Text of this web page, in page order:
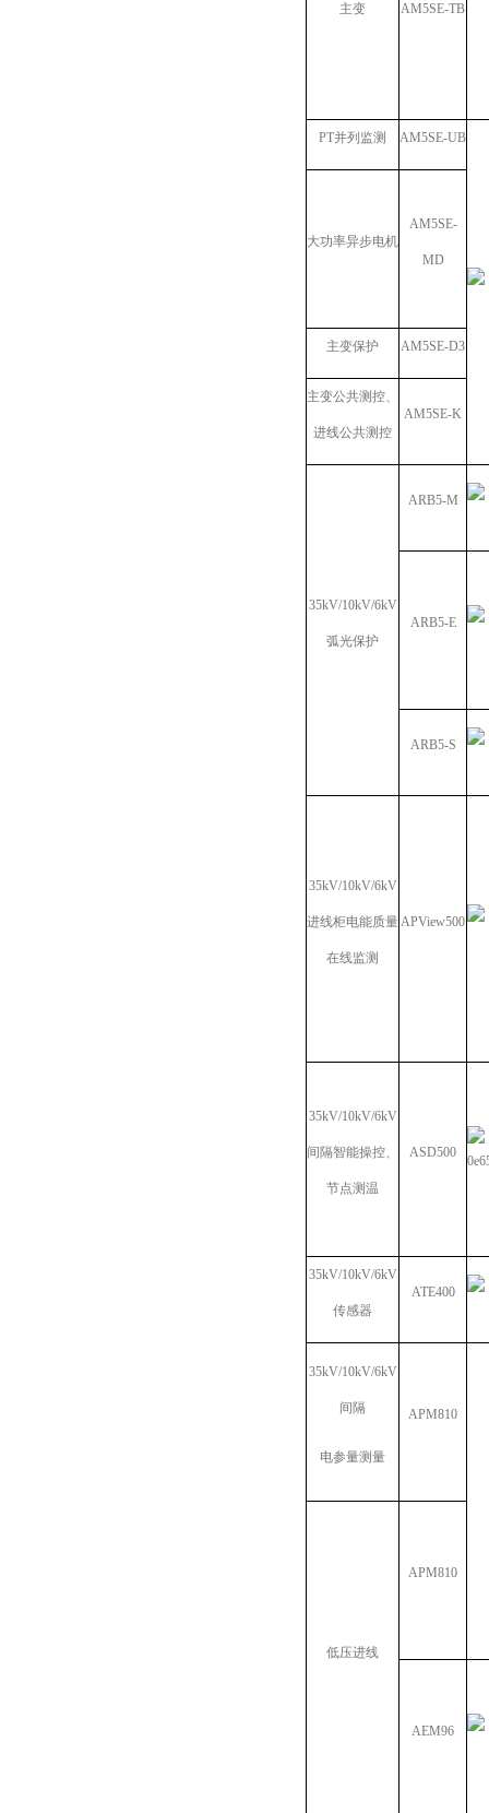
主变 AM5SE-TB
PT并列监测 AM5SE-UB
大功率异步电机
AM5SE-
MD
主变保护 AM5SE-D3
主变公共测控、
进线公共测控
AM5SE-K
35kV/10kV/6kV
弧光保护
ARB5-M
ARB5-E
ARB5-S
35kV/10kV/6kV
进线柜电能质量
在线监测
APView500
35kV/10kV/6kV
间隔智能操控、
节点测温
ASD500
35kV/10kV/6kV
传感器
ATE400
35kV/10kV/6kV
间隔
电参量测量
APM810
低压进线
APM810
AEM96